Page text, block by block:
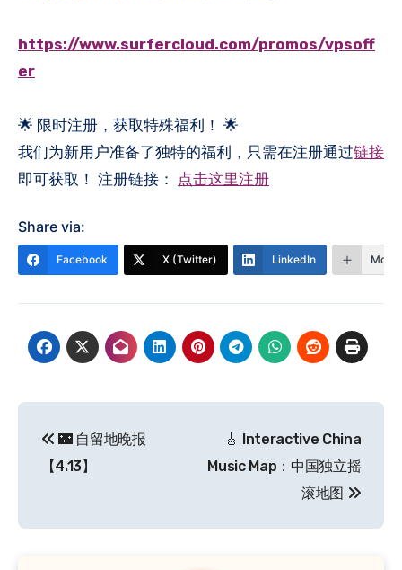
https://www.surfercloud.com/promos/vpsoff
er
🌟 限时注册，获取特殊福利！ 🌟
我们为新用户准备了独特的福利，只需在注册通过链接
即可获取！ 注册链接： 点击这里注册
Share via:
Facebook X (Twitter) LinkedIn More
航
🌃 自留地晚报
【4.13】
🎸 Interactive China
Music Map：中国独立摇
滚地图